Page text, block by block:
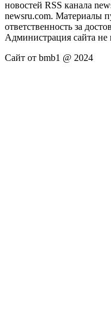
новостей RSS канала
newsru.com. Материалы
ответственность за
Администрация сайта не
Сайт от bmb1 @ 2024